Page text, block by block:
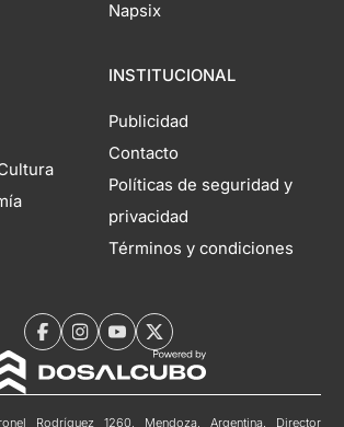
Napsix
INSTITUCIONAL
Publicidad
Contacto
Políticas de seguridad y
privacidad
Términos y condiciones
Rodríguez 1260, Mendoza, Argentina. Director